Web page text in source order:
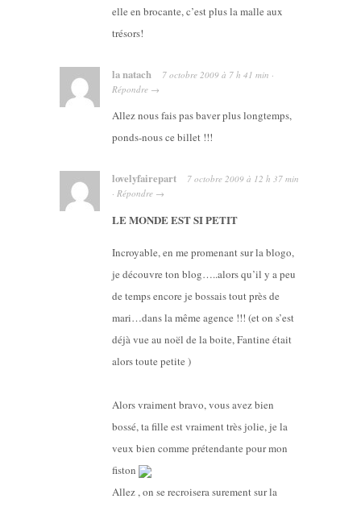
elle en brocante, c’est plus la malle aux
trésors!
la natach 7 octobre 2009 à 7 h 41 min ·
Répondre →
Allez nous fais pas baver plus longtemps,
ponds-nous ce billet !!!
lovelyfairepart 7 octobre 2009 à 12 h 37 min
· Répondre →
LE MONDE EST SI PETIT
Incroyable, en me promenant sur la blogo,
je découvre ton blog…..alors qu’il y a peu
de temps encore je bossais tout près de
mari…dans la même agence !!! (et on s’est
déjà vue au noël de la boite, Fantine était
alors toute petite )
Alors vraiment bravo, vous avez bien
bossé, ta fille est vraiment très jolie, je la
veux bien comme prétendante pour mon
fiston
Allez , on se recroisera surement sur la